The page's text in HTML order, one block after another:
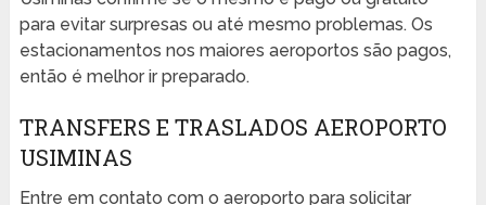
para evitar surpresas ou até mesmo problemas. Os
estacionamentos nos maiores aeroportos são pagos,
então é melhor ir preparado.
TRANSFERS E TRASLADOS AEROPORTO
USIMINAS
Entre em contato com o aeroporto para solicitar